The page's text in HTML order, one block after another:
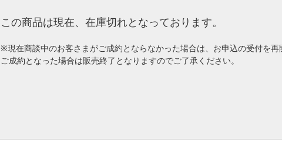
この商品は現在、在庫切れとなっております。
※現在商談中のお客さまがご成約とならなかった場合は、お申込の受付を再
ご成約となった場合は販売終了となりますのでご了承ください。